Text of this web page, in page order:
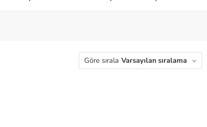
Göre sırala Varsayılan sıralama